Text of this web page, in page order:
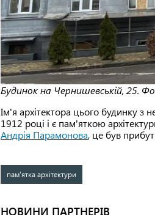
Будинок на Чернишевській, 25.
Ім'я архітектора цього будинку
1912 році і є пам'яткою
Андрія Парамонова, це був
пам'ятка архітектури